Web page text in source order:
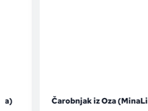
Čarobnjak iz Oza (MinaLima)